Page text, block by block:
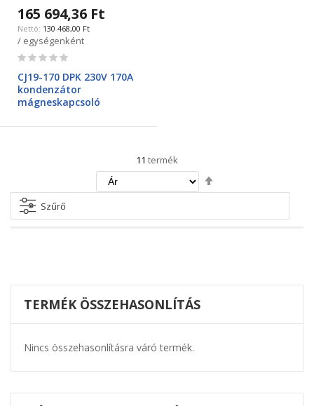
165 694,36 Ft
130 468,00 Ft
/ egységenként
Rating:
CJ19-170 DPK 230V 170A
kondenzátor
mágneskapcsoló
11 termék
irány
Szűrő
TERMÉK ÖSSZEHASONLÍTÁS
Nincs összehasonlításra váró termék.